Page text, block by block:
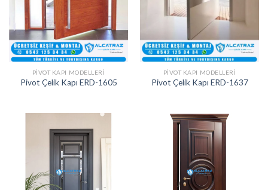
PIVOT KAPI MODELLERI
Pivot Çelik Kapı ERD-1605
PIVOT KAPI MODELLERI
Pivot Çelik Kapı ERD-1637